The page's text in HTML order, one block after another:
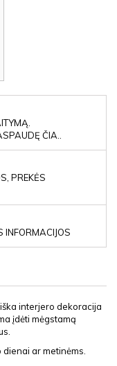
ČIA..
PREKĖS
INFORMACIJOS
interjero dekoracija
įdėti mėgstamą
ar metinėms.